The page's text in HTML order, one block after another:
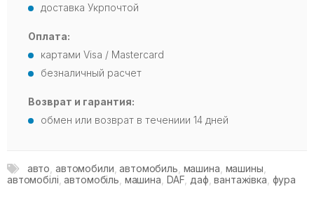
доставка Укрпочтой
Оплата:
картами Visa / Mastercard
безналичный расчет
Возврат и гарантия:
обмен или возврат в течениии 14 дней
авто автомобили ,автомобиль машина машины
автомобілі ,автомобіль машина DAF даф ,вантажівка фура